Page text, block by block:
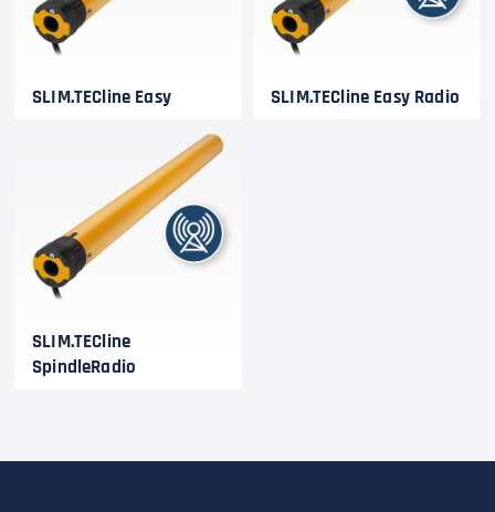
SLIM.TECline Easy SLIM.TECline Easy Radio
SLIM.TECline
SpindleRadio